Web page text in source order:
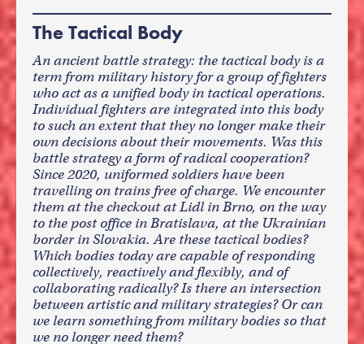
The Tactical Body
An ancient battle strategy: the tactical body is a
term from military history for a group of fighters
who act as a unified body in tactical operations.
Individual fighters are integrated into this body
to such an extent that they no longer make their
own decisions about their movements. Was this
battle strategy a form of radical cooperation?
Since 2020, uniformed soldiers have been
travelling on trains free of charge. We encounter
them at the checkout at Lidl in Brno, on the way
to the post office in Bratislava, at the Ukrainian
border in Slovakia. Are these tactical bodies?
Which bodies today are capable of responding
collectively, reactively and flexibly, and of
collaborating radically? Is there an intersection
between artistic and military strategies? Or can
we learn something from military bodies so that
we no longer need them?